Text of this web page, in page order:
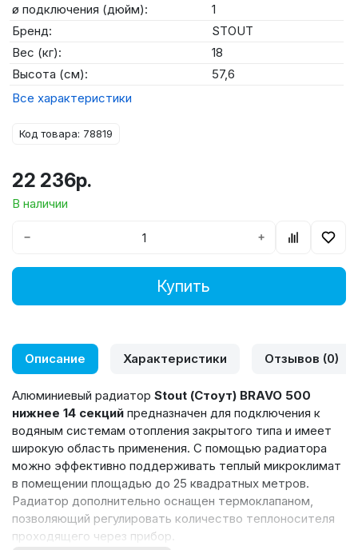
ø подключения (дюйм):
1
Бренд:
STOUT
Вес (кг):
18
Высота (см):
57,6
Все характеристики
Код товара: 78819
22 236р.
В наличии
− +
Купить
Описание Характеристики Отзывов (0)
Алюминиевый радиатор Stout (Стоут) BRAVO 500
нижнее 14 секций предназначен для подключения к
водяным системам отопления закрытого типа и имеет
широкую область применения. С помощью радиатора
можно эффективно поддерживать теплый микроклимат
в помещении площадью до 25 квадратных метров.
Радиатор дополнительно оснащен термоклапаном,
позволяющий регулировать количество теплоносителя
проходящего через прибор.